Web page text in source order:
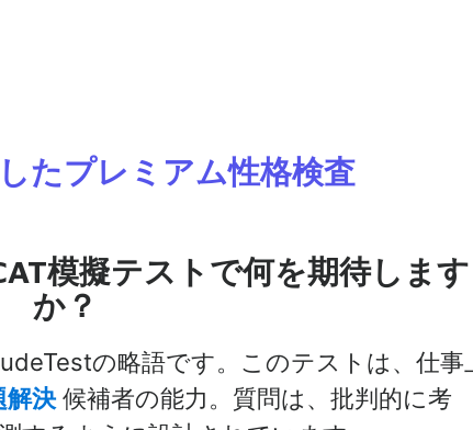
たプレミアム性格検査
模擬テストで何を期待します
か？
の略語です。このテストは、仕事
解決候補者の能力。質問は、批判的に考